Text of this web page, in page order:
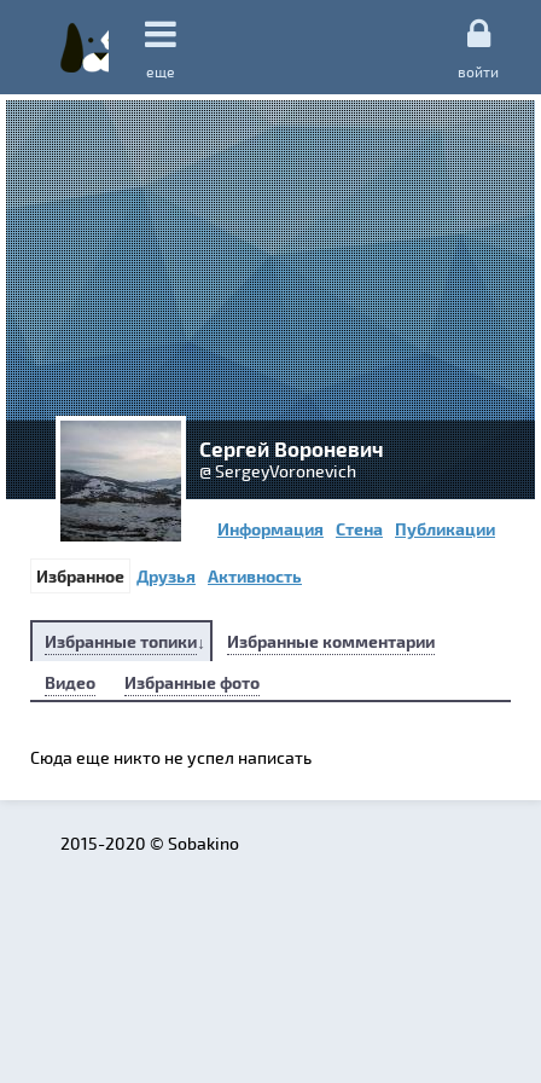
еще войти
Сергей Вороневич
@ SergeyVoronevich
Информация Стена Публикации
Избранное Друзья Активность
Избранные топики
Избранные комментарии
Видео
Избранные фото
Сюда еще никто не успел написать
2015-2020 © Sobakino